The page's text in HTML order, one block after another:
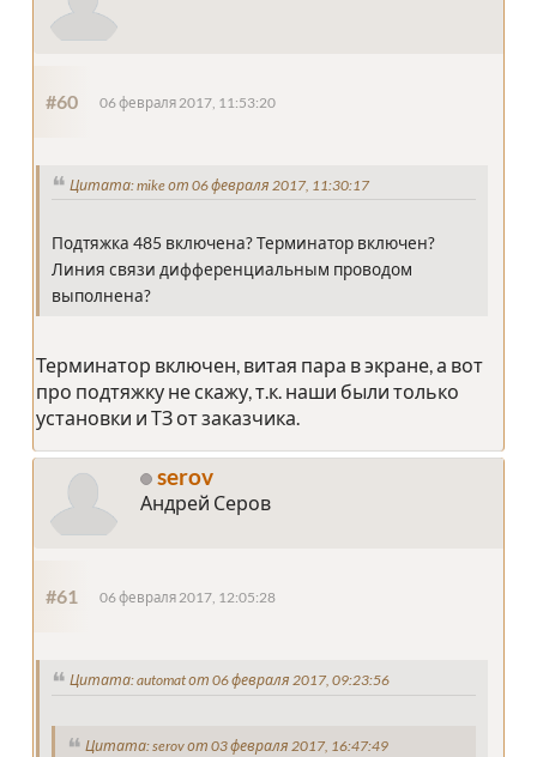
#60 06 февраля 2017, 11:53:20
Цитата: mike от 06 февраля 2017, 11:30:17
Подтяжка 485 включена? Терминатор включен?
Линия связи дифференциальным проводом
выполнена?
Терминатор включен, витая пара в экране, а вот
про подтяжку не скажу, т.к. наши были только
установки и ТЗ от заказчика.
serov
Андрей Серов
#61 06 февраля 2017, 12:05:28
Цитата: automat от 06 февраля 2017, 09:23:56
Цитата: serov от 03 февраля 2017, 16:47:49